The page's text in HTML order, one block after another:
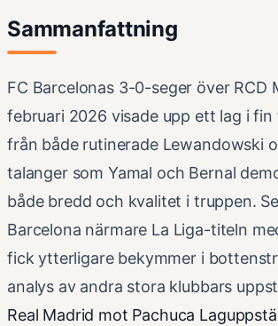
Sammanfattning
FC Barcelonas 3-0-seger över RCD
februari 2026 visade upp ett lag i fin
från både rutinerade Lewandowski
talanger som Yamal och Bernal
både bredd och kvalitet i truppen.
Barcelona närmare La Liga-titeln
fick ytterligare bekymmer i
analys av andra stora klubbars
Real Madrid mot Pachuca